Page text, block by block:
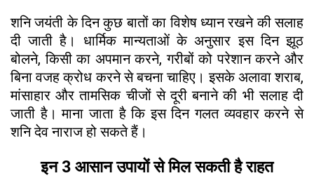
शनि जयंती के दिन कुछ बातों का विशेष ध्यान रखने की सलाह
दी जाती है। धार्मिक मान्यताओं के अनुसार इस दिन झूठ
बोलने, किसी का अपमान करने, गरीबों को परेशान करने और
बिना वजह क्रोध करने से बचना चाहिए। इसके अलावा शराब,
मांसाहार और तामसिक चीजों से दूरी बनाने की भी सलाह दी
जाती है। माना जाता है कि इस दिन गलत व्यवहार करने से
शनि देव नाराज हो सकते हैं।
इन 3 आसान उपायों से मिल सकती है राहत